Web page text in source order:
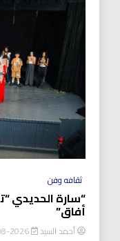
ثقافه وفن
“سارة الحديدي
أفاق”
أحمد السيد 2026-08-09